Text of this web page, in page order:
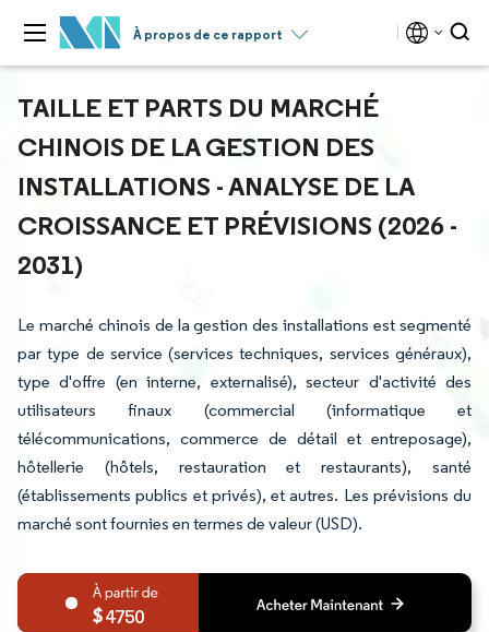
À propos de ce rapport
TAILLE ET PARTS DU MARCHÉ
CHINOIS DE LA GESTION DES
INSTALLATIONS - ANALYSE DE LA
CROISSANCE ET PRÉVISIONS (2026 -
2031)
Le marché chinois de la gestion des installations est segmenté
par type de service (services techniques, services généraux),
type d'offre (en interne, externalisé), secteur d'activité des
utilisateurs finaux (commercial (informatique et
télécommunications, commerce de détail et entreposage),
hôtellerie (hôtels, restauration et restaurants), santé
(établissements publics et privés), et autres. Les prévisions du
marché sont fournies en termes de valeur (USD).
4750